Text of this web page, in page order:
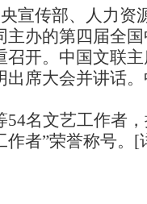
传部、人力资
主办的第四届全
召开。中国文联
出席大会并讲话
名文艺工作者，
作者”荣誉称号。[